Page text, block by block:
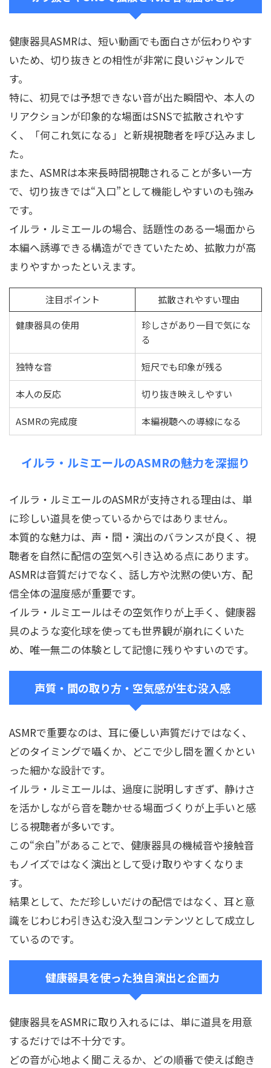
健康器具ASMRは、短い動画でも面白さが伝わりやす
いため、切り抜きとの相性が非常に良いジャンルで
す。
特に、初見では予想できない音が出た瞬間や、本人の
リアクションが印象的な場面はSNSで拡散されやす
く、「何これ気になる」と新規視聴者を呼び込みまし
た。
また、ASMRは本来長時間視聴されることが多い一方
で、切り抜きでは“入口”として機能しやすいのも強み
です。
イルラ・ルミエールの場合、話題性のある一場面から
本編へ誘導できる構造ができていたため、拡散力が高
まりやすかったといえます。
注目ポイント
拡散されやすい理由
健康器具の使用
珍しさがあり一目で気にな
る
独特な音 短尺でも印象が残る
本人の反応 切り抜き映えしやすい
ASMRの完成度 本編視聴への導線になる
イルラ・ルミエールのASMRの魅力を深掘り
イルラ・ルミエールのASMRが支持される理由は、単
に珍しい道具を使っているからではありません。
本質的な魅力は、声・間・演出のバランスが良く、視
聴者を自然に配信の空気へ引き込める点にあります。
ASMRは音質だけでなく、話し方や沈黙の使い方、配
信全体の温度感が重要です。
イルラ・ルミエールはその空気作りが上手く、健康器
具のような変化球を使っても世界観が崩れにくいた
め、唯一無二の体験として記憶に残りやすいのです。
声質・間の取り方・空気感が生む没入感
ASMRで重要なのは、耳に優しい声質だけではなく、
どのタイミングで囁くか、どこで少し間を置くかとい
った細かな設計です。
イルラ・ルミエールは、過度に説明しすぎず、静けさ
を活かしながら音を聴かせる場面づくりが上手いと感
じる視聴者が多いです。
この“余白”があることで、健康器具の機械音や接触音
もノイズではなく演出として受け取りやすくなりま
す。
結果として、ただ珍しいだけの配信ではなく、耳と意
識をじわじわ引き込む没入型コンテンツとして成立し
ているのです。
健康器具を使った独自演出と企画力
健康器具をASMRに取り入れるには、単に道具を用意
するだけでは不十分です。
どの音が心地よく聞こえるか、どの順番で使えば飽き